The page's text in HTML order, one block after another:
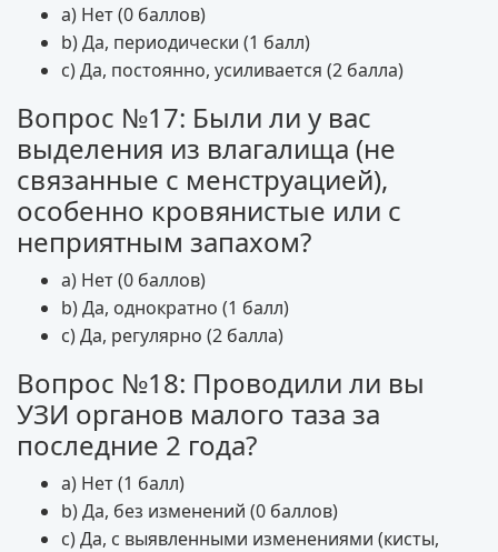
a) Нет (0 баллов)
b) Да, периодически (1 балл)
c) Да, постоянно, усиливается (2 балла)
Вопрос №17: Были ли у вас
выделения из влагалища (не
связанные с менструацией),
особенно кровянистые или с
неприятным запахом?
a) Нет (0 баллов)
b) Да, однократно (1 балл)
c) Да, регулярно (2 балла)
Вопрос №18: Проводили ли вы
УЗИ органов малого таза за
последние 2 года?
a) Нет (1 балл)
b) Да, без изменений (0 баллов)
c) Да, с выявленными изменениями (кисты,